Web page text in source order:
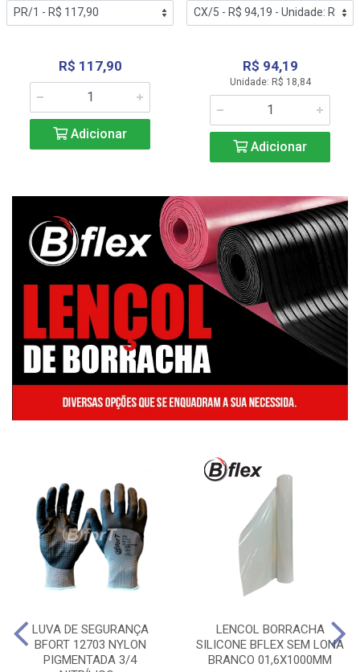
R$ 117,90
Adicionar
R$ 94,19
Unidade: R$ 18,84
Adicionar
LUVA DE SEGURANÇA
BFORT 12703 NYLON
PIGMENTADA 3/4
LENCOL BORRACHA
SILICONE BFLEX SEM LONA
BRANCO 01,6X1000MM